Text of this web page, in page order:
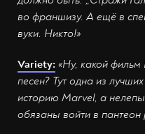
во франшизу. А ещё в
вуки. Никто!»
Variety: «Ну, какой
песен? Тут одна из
историю Marvel, а
обязаны войти в пантеон